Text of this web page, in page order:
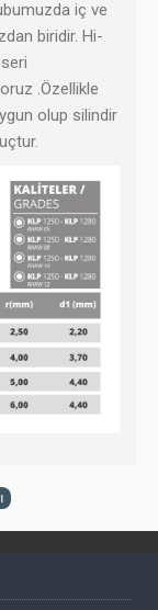
iç ve
biridir. Hi-
.Özellikle
olup silindir